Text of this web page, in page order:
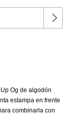
Og de algodón
estampa en frente
combinarla con